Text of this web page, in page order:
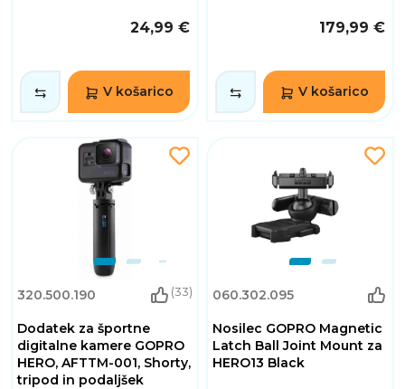
24,99 €
V košarico
179,99 €
V košarico
320.500.190 (33)
Dodatek za športne
digitalne kamere GOPRO
HERO, AFTTM-001, Shorty,
tripod in podaljšek
060.302.095
Nosilec GOPRO Magnetic
Latch Ball Joint Mount za
HERO13 Black